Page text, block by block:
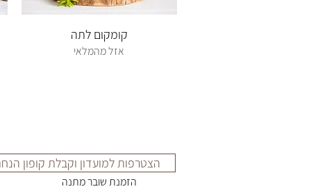
תצוגה מהירה
קומקום לתה
אזל מהמלאי
הצטרפות למועדון וקבלת קופון
הזמנת שובר מתנה